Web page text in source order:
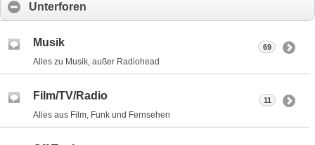
Unterforen
Musik
Alles zu Musik, außer Radiohead
69
Film/TV/Radio
Alles aus Film, Funk und Fernsehen
11